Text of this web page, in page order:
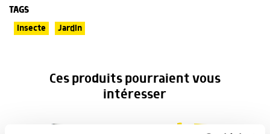
TAGS
Insecte Jardin
Ces produits pourraient vous
intéresser